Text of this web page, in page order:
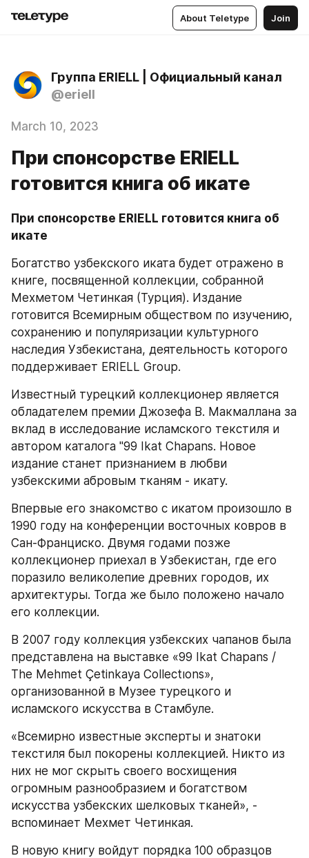
About Teletype Join
Группа ERIELL | Официальный канал
@eriell
March 10, 2023
При спонсорстве ERIELL
готовится книга об икате
При спонсорстве ERIELL готовится книга об
икате
Богатство узбекского иката будет отражено в
книге, посвященной коллекции, собранной
Мехметом Четинкая (Турция). Издание
готовится Всемирным обществом по изучению,
сохранению и популяризации культурного
наследия Узбекистана, деятельность которого
поддерживает ERIELL Group.
Известный турецкий коллекционер является
обладателем премии Джозефа В. Макмаллана за
вклад в исследование исламского текстиля и
автором каталога "99 Ikat Chapans. Новое
издание станет признанием в любви
узбекскими абровым тканям - икату.
Впервые его знакомство с икатом произошло в
1990 году на конференции восточных ковров в
Сан-Франциско. Двумя годами позже
коллекционер приехал в Узбекистан, где его
поразило великолепие древних городов, их
архитектуры. Тогда же было положено начало
его коллекции.
В 2007 году коллекция узбекских чапанов была
представлена на выставке «99 Ikat Chapans /
The Mehmet Çetinkaya Collectıons»,
организованной в Музее турецкого и
исламского искусства в Стамбуле.
«Всемирно известные эксперты и знатоки
текстиля был покорены коллекцией. Никто из
них не мог скрыть своего восхищения
огромным разнообразием и богатством
искусства узбекских шелковых тканей», -
вспоминает Мехмет Четинкая.
В новую книгу войдут порядка 100 образцов